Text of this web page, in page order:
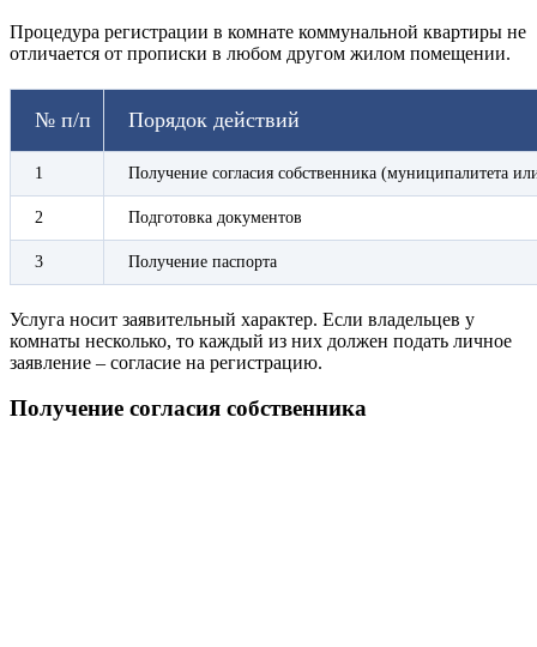
Процедура регистрации в комнате коммунальной квартиры не
отличается от прописки в любом другом жилом помещении.
№ п/п Порядок действий
1 Получение согласия собственника (муниципалитета
2 Подготовка документов
3 Получение паспорта
Услуга носит заявительный характер. Если владельцев у
комнаты несколько, то каждый из них должен подать личное
заявление – согласие на регистрацию.
Получение согласия собственника